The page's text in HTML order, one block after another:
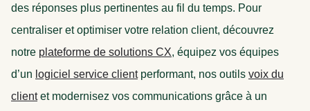
des réponses plus pertinentes au fil du temps. Pour
centraliser et optimiser votre relation client, découvrez
notre plateforme de solutions CX, équipez vos équipes
d’un logiciel service clientperformant, nos outils voix du
clientet modernisez vos communications grâce à un